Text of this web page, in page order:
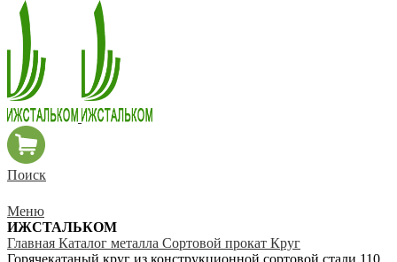
Поиск
Меню
ИЖСТАЛЬКОМ
Главная Каталог металла Сортовой прокат Круг